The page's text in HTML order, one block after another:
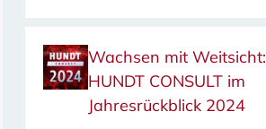
Wachsen mit Weitsicht:
HUNDT CONSULT im
Jahresrückblick 2024